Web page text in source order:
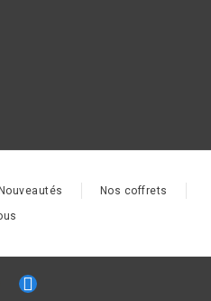
Nos coffrets